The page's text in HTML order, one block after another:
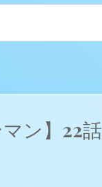
マン】22話